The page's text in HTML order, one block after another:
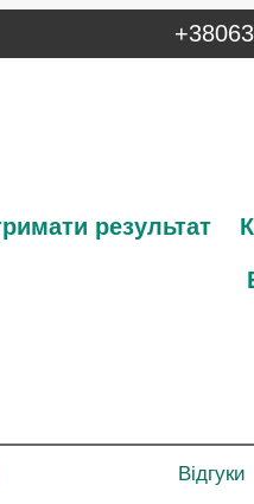
результат
Відгуки